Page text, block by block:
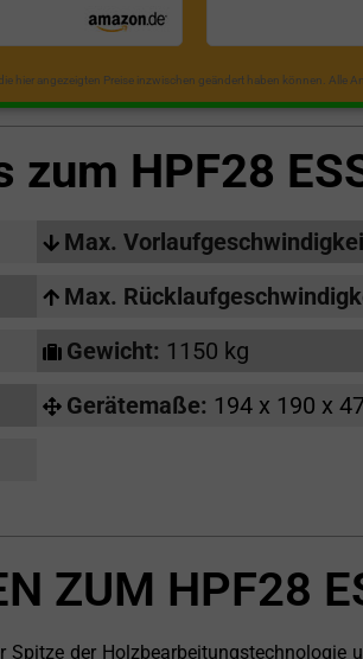
hier angezeigten Preise inzwischen geändert haben können. Alle
zum HPF28
Max.
Max.
Gewicht: 1150 kg
Gerätemaße: 194 x 190 x
ZUM HPF28
Spitze der Holzbearbeitungstechnologie